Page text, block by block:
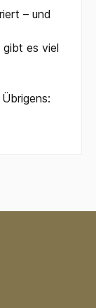
– und
es viel